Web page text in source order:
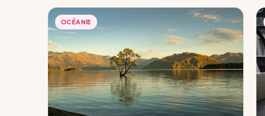
OCÉANIE